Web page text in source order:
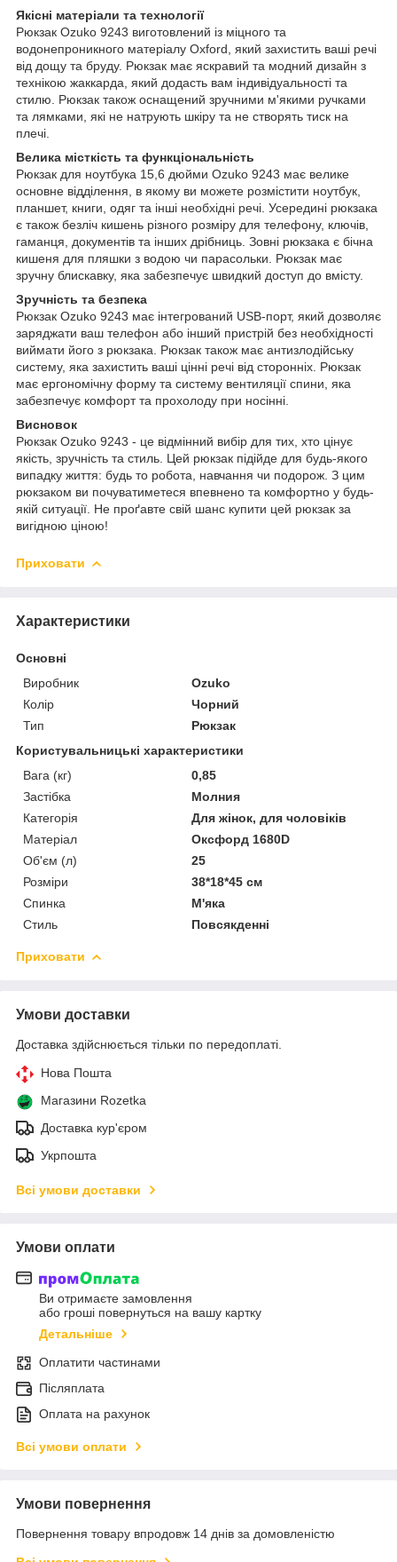
Якісні матеріали та технології
Рюкзак Ozuko 9243 виготовлений із міцного та
водонепроникного матеріалу Oxford, який захистить ваші речі
від дощу та бруду. Рюкзак має яскравий та модний дизайн з
технікою жаккарда, який додасть вам індивідуальності та
стилю. Рюкзак також оснащений зручними м'якими ручками
та лямками, які не натрують шкіру та не створять тиск на
плечі.
Велика місткість та функціональність
Рюкзак для ноутбука 15,6 дюйми Ozuko 9243 має велике
основне відділення, в якому ви можете розмістити ноутбук,
планшет, книги, одяг та інші необхідні речі. Усередині рюкзака
є також безліч кишень різного розміру для телефону, ключів,
гаманця, документів та інших дрібниць. Зовні рюкзака є бічна
кишеня для пляшки з водою чи парасольки. Рюкзак має
зручну блискавку, яка забезпечує швидкий доступ до вмісту.
Зручність та безпека
Рюкзак Ozuko 9243 має інтегрований USB-порт, який дозволяє
заряджати ваш телефон або інший пристрій без необхідності
виймати його з рюкзака. Рюкзак також має антизлодійську
систему, яка захистить ваші цінні речі від сторонніх. Рюкзак
має ергономічну форму та систему вентиляції спини, яка
забезпечує комфорт та прохолоду при носінні.
Висновок
Рюкзак Ozuko 9243 - це відмінний вибір для тих, хто цінує
якість, зручність та стиль. Цей рюкзак підійде для будь-якого
випадку життя: будь то робота, навчання чи подорож. З цим
рюкзаком ви почуватиметеся впевнено та комфортно у будь-
якій ситуації. Не проґавте свій шанс купити цей рюкзак за
вигідною ціною!
Приховати
Характеристики
Основні
Виробник
Ozuko
Колір
Чорний
Тип
Рюкзак
Користувальницькі характеристики
Вага (кг)
0,85
Застібка
Молния
Категорія
Для жінок, для чоловіків
Матеріал
Оксфорд 1680D
Об'єм (л)
25
Розміри
38*18*45 см
Спинка
М'яка
Стиль
Повсякденні
Приховати
Умови доставки
Доставка здійснюється тільки по передоплаті.
Нова Пошта
Магазини Rozetka
Доставка кур'єром
Укрпошта
Всі умови доставки
Умови оплати
Ви отримаєте замовлення
або гроші повернуться на вашу картку
Детальніше
Оплатити частинами
Післяплата
Оплата на рахунок
Всі умови оплати
Умови повернення
Повернення товару впродовж 14 днів за домовленістю